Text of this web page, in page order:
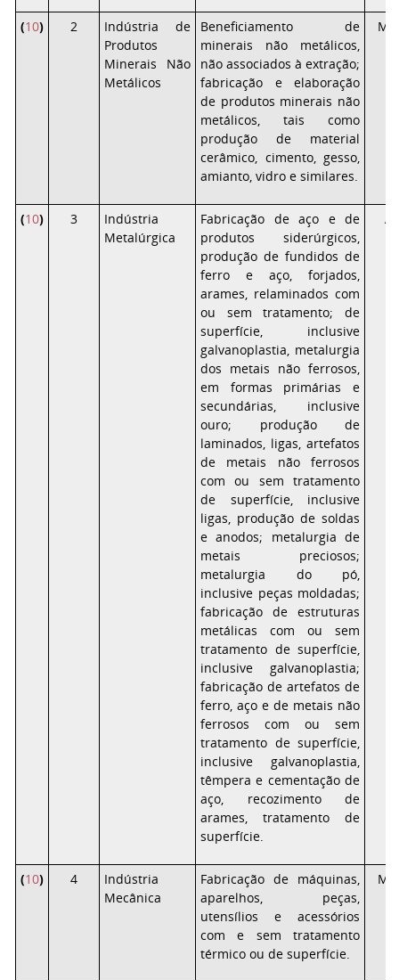
(10) 2
Indústria de
Produtos
Minerais Não
Metálicos
Beneficiamento de
minerais não metálicos,
não associados à extração;
fabricação e elaboração
de produtos minerais não
metálicos, tais como
produção de material
cerâmico, cimento, gesso,
amianto, vidro e similares.
(10) 3
Indústria
Metalúrgica
Fabricação de aço e de
produtos siderúrgicos,
produção de fundidos de
ferro e aço, forjados,
arames, relaminados com
ou sem tratamento; de
superfície, inclusive
galvanoplastia, metalurgia
dos metais não ferrosos,
em formas primárias e
secundárias, inclusive
ouro; produção de
laminados, ligas, artefatos
de metais não ferrosos
com ou sem tratamento
de superfície, inclusive
ligas, produção de soldas
e anodos; metalurgia de
metais preciosos;
metalurgia do pó,
inclusive peças moldadas;
fabricação de estruturas
metálicas com ou sem
tratamento de superfície,
inclusive galvanoplastia;
fabricação de artefatos de
ferro, aço e de metais não
ferrosos com ou sem
tratamento de superfície,
inclusive galvanoplastia,
têmpera e cementação de
aço, recozimento de
arames, tratamento de
superfície.
(10) 4
Indústria
Mecânica
Fabricação de máquinas,
aparelhos, peças,
utensílios e acessórios
com e sem tratamento
térmico ou de superfície.